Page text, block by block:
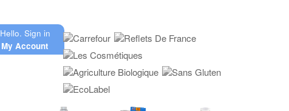
Hello. Sign in
My Account